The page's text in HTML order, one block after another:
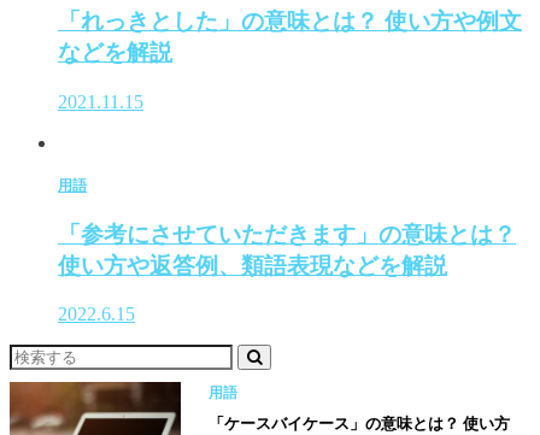
「れっきとした」の意味とは？ 使い方や例文
などを解説
2021.11.15
用語
「参考にさせていただきます」の意味とは？
使い方や返答例、類語表現などを解説
2022.6.15
用語
「ケースバイケース」の意味とは？ 使い方